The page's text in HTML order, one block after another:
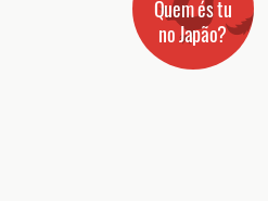
Quem és tu
no Japão?